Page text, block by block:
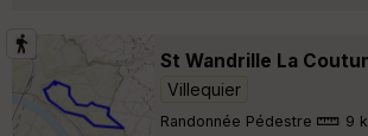
St Wandrille La
Villequier
Randonnée Pédestre 9